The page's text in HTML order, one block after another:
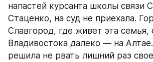
напастей курсанта школы связи
Стаценко, на суд не приехала.
Славгород, где живет эта семья,
Владивостока далеко — на
решила не рвать лишний раз